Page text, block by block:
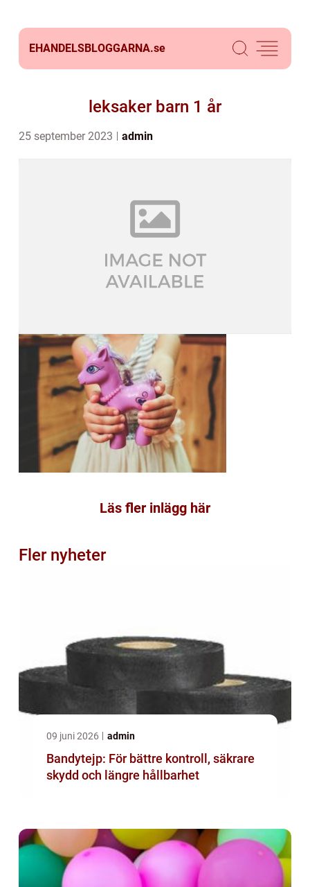
EHANDELSBLOGGARNA.se
leksaker barn 1 år
25 september 2023 admin
Läs fler inlägg här
Fler nyheter
09 juni 2026 admin
Bandytejp: För bättre kontroll, säkrare
skydd och längre hållbarhet